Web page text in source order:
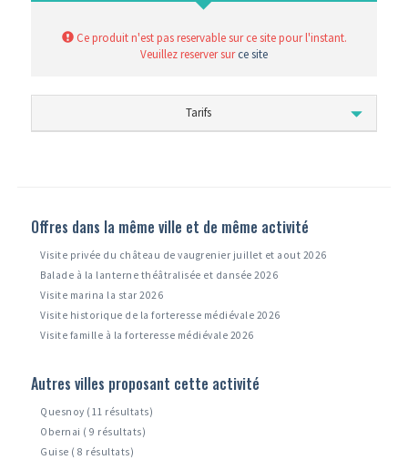
Ce produit n'est pas reservable sur ce site pour l'instant.
Veuillez reserver surce site
Tarifs
Offres dans la même ville et de même activité
Visite privée du château de vaugrenier juillet et aout 2026
Balade à la lanterne théâtralisée et dansée 2026
Visite marina la star 2026
Visite historique de la forteresse médiévale 2026
Visite famille à la forteresse médiévale 2026
Autres villes proposant cette activité
Quesnoy (11 résultats)
Obernai ( 9 résultats)
Guise ( 8 résultats)